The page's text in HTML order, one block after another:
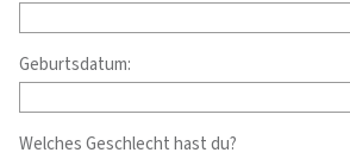
Geburtsdatum:
Welches Geschlecht hast du?